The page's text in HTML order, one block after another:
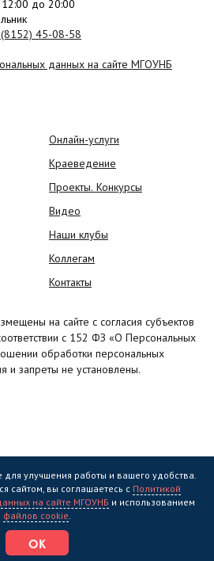
12:00 до 20:00
45-08-58
данных на сайте МГОУНБ
Онлайн-услуги
Краеведение
Проекты. Конкурсы
Видео
Наши клубы
Коллегам
Контакты
на сайте с согласия субъектов
с 152 ФЗ «О Персональных
обработки персональных
и запреты не установлены.
бюджетное учреждение культуры
(МГОУНБ) © 2006 - 2026
для улучшения работы и вашего удобства.
сайтом, вы соглашаетесь с Политикой
на сайте МГОУНБ и использованием
файлов cookie.
ОК